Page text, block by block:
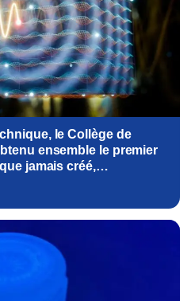
le Collège de
ensemble le premier
jamais créé,
de la physique